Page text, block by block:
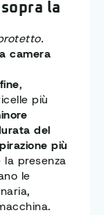
e
continuità
per
a controlli e
meno
le
, riduce
la
contesti di
positivo